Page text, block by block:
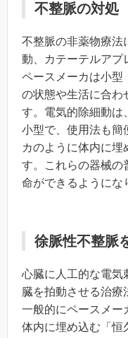
不整脈の対処
不整脈の非薬物療法
動、カテーテルアプ
ペースメーカは小型
の状態や生活に合わ
す。電気的除細動は
小型で、使用法も簡
カのように体内に埋
す。これらの器械の
命ができるようにな
徐脈性不整脈
心臓に人工的な電気
臓を拍動させる治療
一般的にペースメー
体内に埋め込む「恒